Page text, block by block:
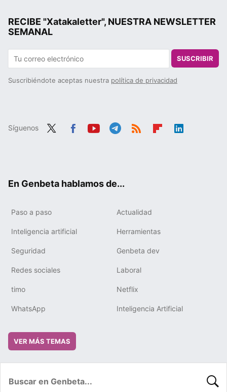
RECIBE "Xatakaletter", NUESTRA NEWSLETTER
SEMANAL
SUSCRIBIR
Suscribiéndote aceptas nuestra política de privacidad
Síguenos
En Genbeta hablamos de...
Paso a paso Actualidad
Inteligencia artificial Herramientas
Seguridad Genbeta dev
Redes sociales Laboral
timo Netflix
WhatsApp Inteligencia Artificial
VER MÁS TEMAS